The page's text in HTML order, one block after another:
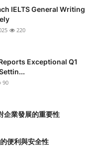
IELTS General Writing
220
Exceptional Q1
90
企業發展的重要性
便利與安全性